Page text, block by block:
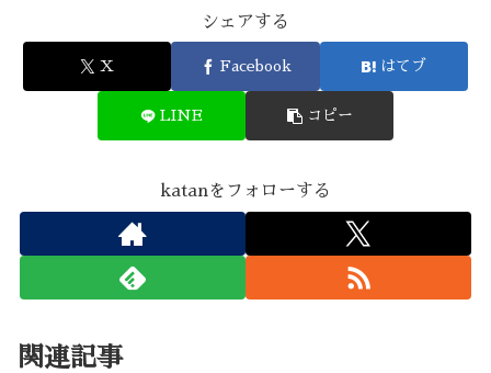
シェアする
X Facebook はてブ
LINE コピー
katanをフォローする
関連記事